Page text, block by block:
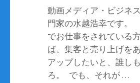
動画メディア・ビジネ
門家の水越浩幸です
でお仕事をされている
ば、集客と売り上げを
アップしたいと、誰し
ろ。 でも、それが …